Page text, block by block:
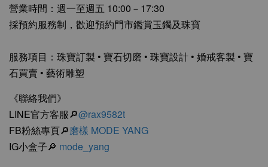
營業時間：週一至週五 10:00－17:30
採預約服務制，歡迎預約門市鑑賞玉鐲及珠寶
服務項目：珠寶訂製 • 寶石切磨 • 珠寶設計 • 婚戒客製 • 寶
石買賣 • 藝術雕塑
《聯絡我們》
LINE官方客服🔎@rax9582t
FB粉絲專頁🔎磨樣 MODE YANG
IG小盒子🔎 mode_yang